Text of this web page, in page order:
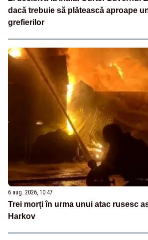
dacă trebuie să plătească aproape
grefierilor
6 aug. 2026, 10:47
Trei morți în urma unui atac rusesc
Harkov